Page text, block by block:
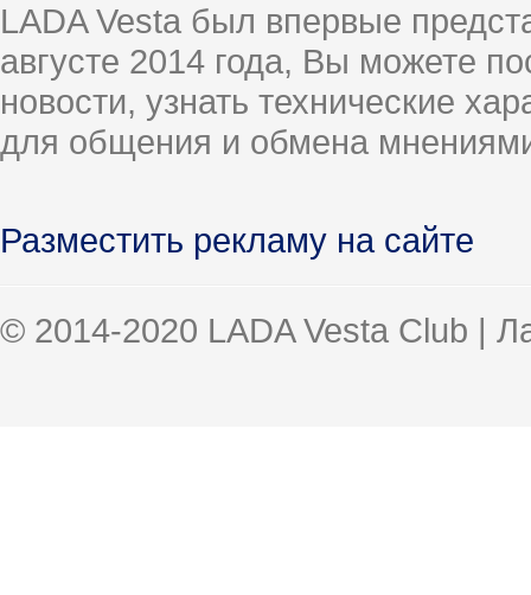
LADA Vesta был впервые
августе 2014 года, Вы можете
новости, узнать технические
для общения и обмена
Разместить рекламу на сайте
© 2014-2020 LADA Vesta Club |